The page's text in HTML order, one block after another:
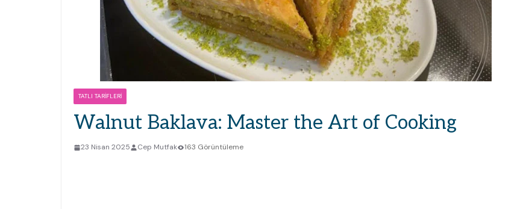
TATLI TARIFLERI
Walnut Baklava: Master the Art of Cooking
23 Nisan 2025 Cep Mutfak 163 Görüntüleme